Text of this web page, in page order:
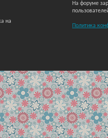
на
На форуме
Политика